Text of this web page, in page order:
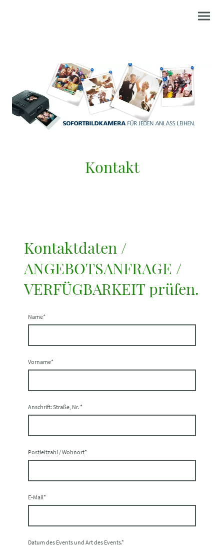
Kontakt
Kontaktdaten /
ANGEBOTSANFRAGE /
VERFÜGBARKEIT prüfen.
Name*
Vorname*
Anschrift: Straße, Nr. *
Postleitzahl / Wohnort*
E-Mail*
Datum des Events und Art des Events.*